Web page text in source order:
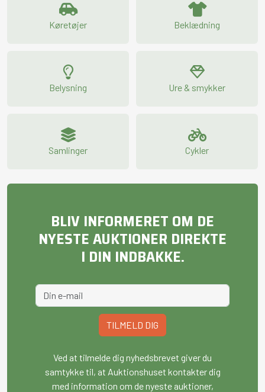
Køretøjer Beklædning
Belysning Ure & smykker
Samlinger Cykler
BLIV INFORMERET OM DE
NYESTE AUKTIONER DIREKTE
I DIN INDBAKKE.
TILMELD DIG
Ved at tilmelde dig nyhedsbrevet giver du
samtykke til, at Auktionshuset kontakter dig
med information om de nyeste auktioner,